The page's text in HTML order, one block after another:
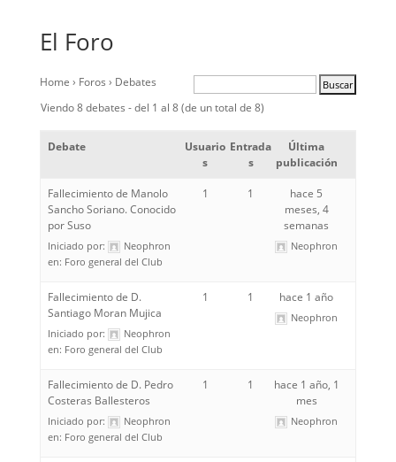
El Foro
Home › Foros › Debates
Viendo 8 debates - del 1 al 8 (de un total de 8)
Debate
Usuario
s
Entrada
s
Última
publicación
Fallecimiento de Manolo
Sancho Soriano. Conocido
por Suso
Iniciado por:
Neophron
en: Foro general del Club
1 1
hace 5
meses, 4
semanas
Neophron
Fallecimiento de D.
Santiago Moran Mujica
Iniciado por:
Neophron
en: Foro general del Club
1 1 hace 1 año
Neophron
Fallecimiento de D. Pedro
Costeras Ballesteros
Iniciado por:
Neophron
en: Foro general del Club
1 1
hace 1 año, 1
mes
Neophron